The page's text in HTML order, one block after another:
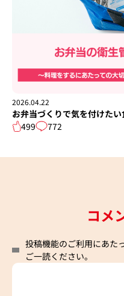
2026.04.22
お弁当づくりで気を付けた
499
772
コメ
投稿機能のご利用にあた
ご一読ください。